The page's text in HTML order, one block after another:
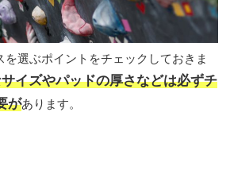
を選ぶポイントをチェックしておきま
イズやパッドの厚さなどは必ずチ
があります。